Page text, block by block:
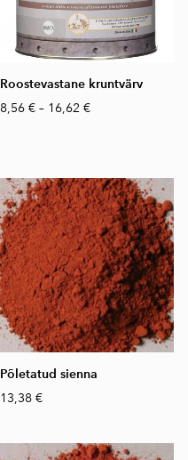
Roostevastane kruntvärv
8,56 € – 16,62 €
Põletatud sienna
13,38 €